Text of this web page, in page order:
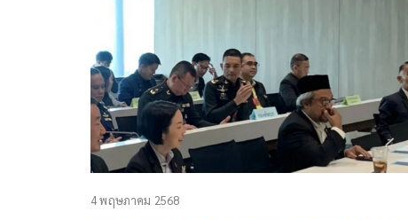
4 พฤษภาคม 2568